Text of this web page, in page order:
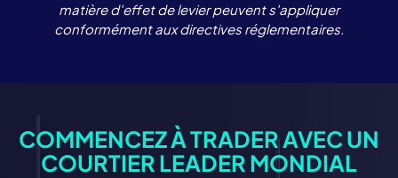
matière d'effet de levier peuvent s'appliquer
conformément aux directives réglementaires.
COMMENCEZ À TRADER AVEC UN
COURTIER LEADER MONDIAL